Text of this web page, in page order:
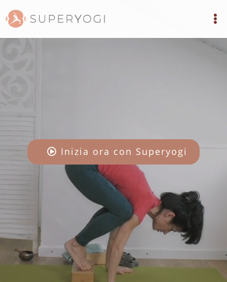
Inizia ora con Superyogi